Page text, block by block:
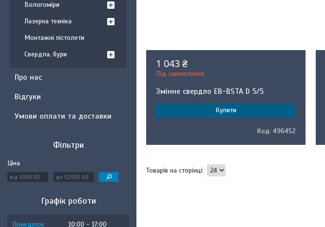
1 043 ₴
Під замовлення
Змінне свердло EB-BSTA D 5/5
Купити
496452
Вологоміри
Лазерна техніка
Монтажні пістолети
Свердла, бури
Про нас
Відгуки
Умови оплати та доставки
Фільтри
Ціна
Графік роботи
Понеділок 10:00
17:00